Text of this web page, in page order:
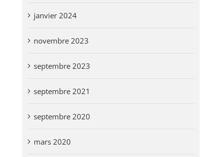
janvier 2024
novembre 2023
septembre 2023
septembre 2021
septembre 2020
mars 2020